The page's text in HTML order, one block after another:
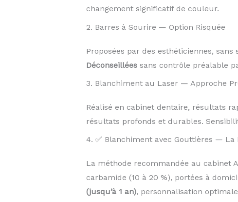
changement significatif de couleur.
2. Barres à Sourire — Option Risquée
Proposées par des esthéticiennes,
Déconseilléessans contrôle préalable
3. Blanchiment au Laser — Approche
Réalisé en cabinet dentaire, résultats
résultats profonds et durables.
4. ✅ Blanchiment avec Gouttières — La
La méthode recommandée au cabinet
carbamide (10 à 20 %), portées à
(jusqu’à 1 an), personnalisation